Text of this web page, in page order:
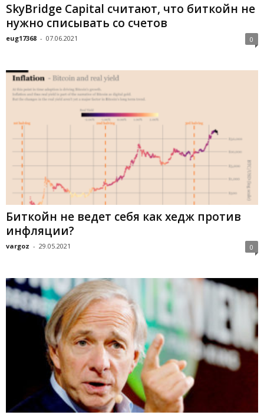
SkyBridge Capital считают, что биткойн не
нужно списывать со счетов
eug17368 - 07.06.2021 0
Биткойн не ведет себя как хедж против
инфляции?
vargoz - 29.05.2021 0